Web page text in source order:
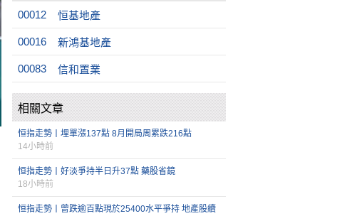
00012 恒基地產
00016 新鴻基地產
00083 信和置業
相關文章
恒指走勢丨埋單漲137點 8月開局周累跌216點
14小時前
恒指走勢丨好淡爭持半日升37點 藥股省鏡
18小時前
恒指走勢丨曾跌逾百點現於25400水平爭持 地產股續